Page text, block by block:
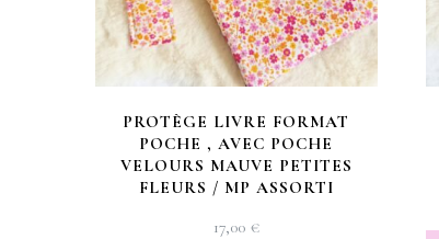
PROTÈGE LIVRE FORMAT
POCHE , AVEC POCHE
VELOURS MAUVE PETITES
FLEURS / MP ASSORTI
17,00 €